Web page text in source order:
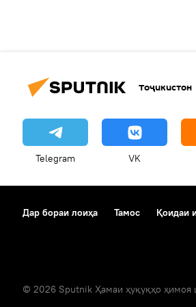
Тоҷикистон
Telegram VK
Дар бораи лоиҳа Тамос Қоидаи
© 2026 Sputnik Ҳамаи ҳуқуқҳо ҳимоя